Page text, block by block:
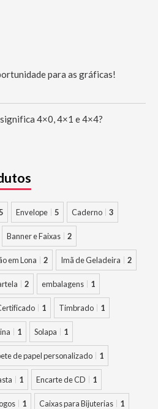
para as gráficas!
4×0, 4×1 e 4×4?
Envelope 5 Caderno 3
Banner e Faixas 2
em Lona 2 Imã de Geladeira 2
2 embalagens 1
1 Timbrado 1
1 Solapa 1
de papel personalizado 1
1 Encarte de CD 1
1 Caixas para Bijuterias 1